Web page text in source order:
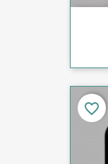
favorite_border